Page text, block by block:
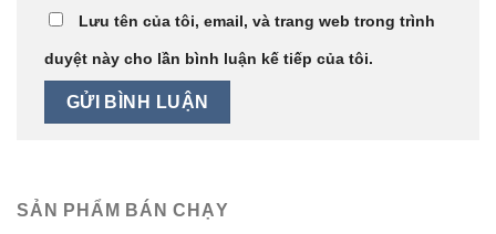
Lưu tên của tôi, email, và trang web trong trình
duyệt này cho lần bình luận kế tiếp của tôi.
SẢN PHẨM BÁN CHẠY